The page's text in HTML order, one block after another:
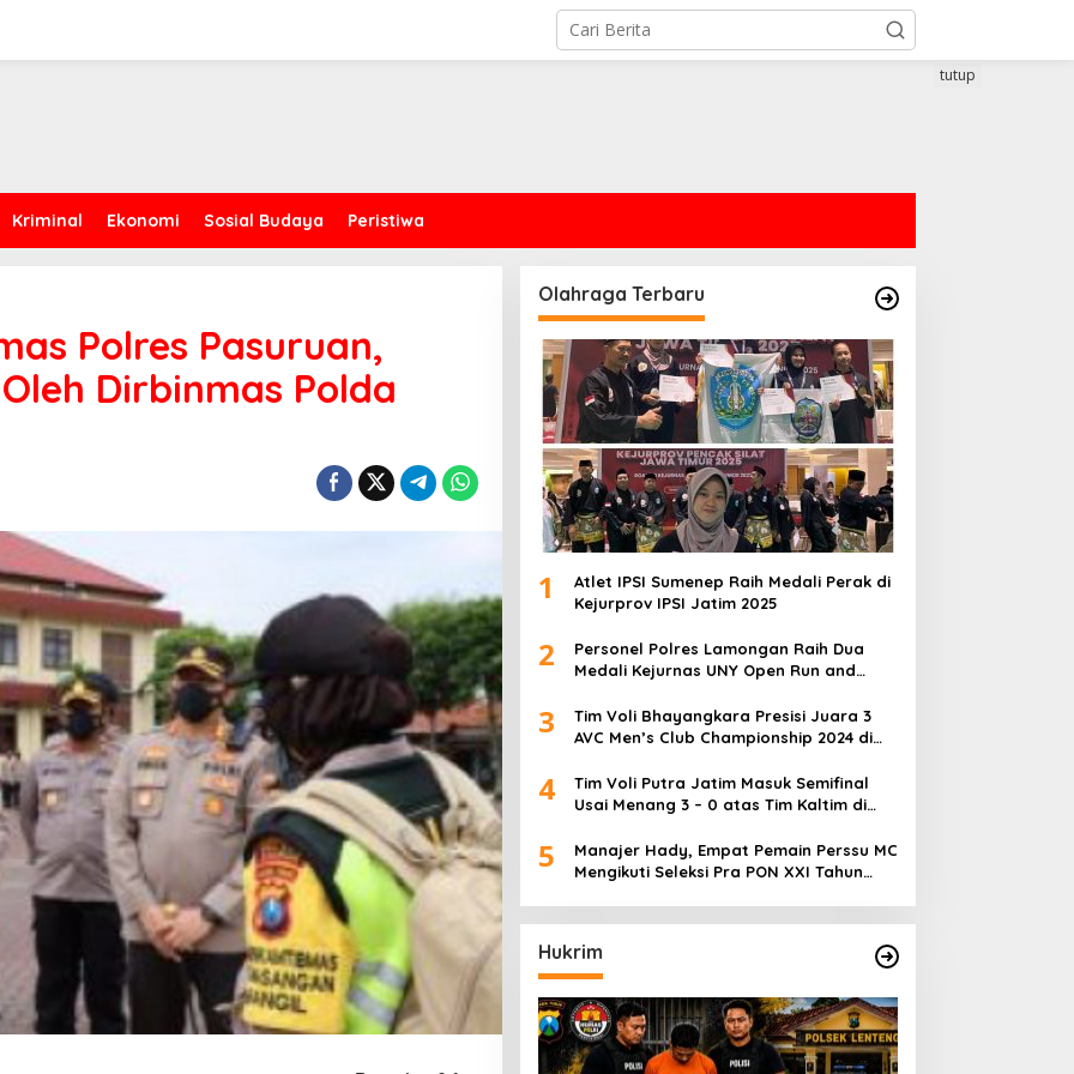
Kriminal Ekonomi Sosial Budaya Peristiwa
tutup
Polres Pasuruan,
Dirbinmas Polda
Olahraga Terbaru
1
Atlet IPSI Sumenep Raih Medali Perak di
Kejurprov IPSI Jatim 2025
2
Personel Polres Lamongan Raih Dua
Medali Kejurnas UNY Open Run and
3
Tim Voli Bhayangkara Presisi Juara 3
AVC Men’s Club Championship 2024 di
4
Tim Voli Putra Jatim Masuk Semifinal
Usai Menang 3 – 0 atas Tim Kaltim di
5
Manajer Hady, Empat Pemain Perssu MC
Mengikuti Seleksi Pra PON XXI Tahun
Hukrim